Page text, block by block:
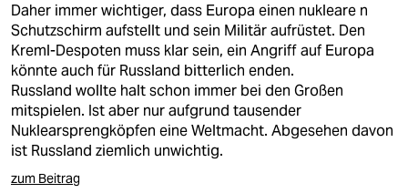
Daher immer wichtiger, dass Europa einen nukleare n
Schutzschirm aufstellt und sein Militär aufrüstet. Den
Kreml-Despoten muss klar sein, ein Angriff auf Europa
könnte auch für Russland bitterlich enden.
Russland wollte halt schon immer bei den Großen
mitspielen. Ist aber nur aufgrund tausender
Nuklearsprengköpfen eine Weltmacht. Abgesehen davon
ist Russland ziemlich unwichtig.
zum Beitrag